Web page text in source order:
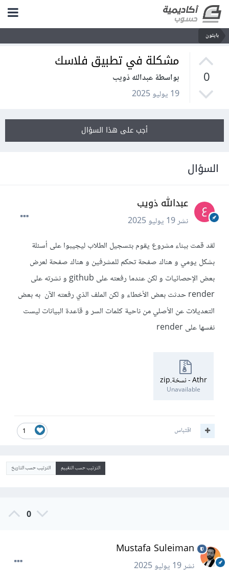
بايثون
0
مشكلة في تطبيق فلاسك
بواسطة عبدالله ذويب
19 يوليو 2025
أجب على هذا السؤال
السؤال
عبدالله ذويب
نشر19 يوليو 2025
لقد قمت ببناء مشروع يقوم بتسجيل الطلاب ليجيبوا على أسئلة
بشكل يومي و هناك صفحة تحكم للمشرفين و هناك صفحة لعرض
بعض الإحصائيات و لكن عندما رفعته على github و نشرته على
render حدثت بعض الأخطاء و لكن الملف الذي رفعته الآن به بعض
التعديلات عن الأصلي من ناحية كلمات السر و قاعدة البيانات ليست
نفسها على render
Unavailable
1 اقتباس
الترتيب حسب التقييم الترتيب حسب التاريخ
0
Mustafa Suleiman
نشر19 يوليو 2025